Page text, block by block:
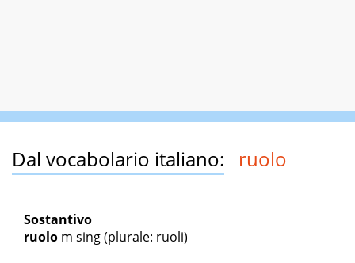
Dal vocabolario italiano: ruolo
Sostantivo
ruolo m sing(plurale: ruoli)